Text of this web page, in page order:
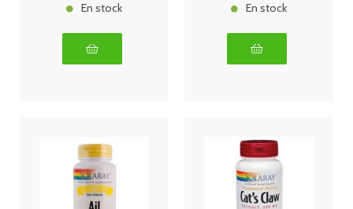
En stock En stock